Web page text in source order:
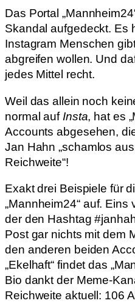
Das Portal
Skandal aufgedeckt. Es
Instagram Menschen
abgreifen wollen. Und
jedes Mittel recht.
Weil das allein noch
normal auf Insta, hat es
Accounts abgesehen,
Jan Hahn „schamlos
Reichweite“!
Exakt drei Beispiele für
„Mannheim24“ auf.
der den Hashtag
Post gar nichts mit dem
den anderen beiden
„Ekelhaft“ findet das
Bio dankt der Meme-
Reichweite aktuell: 106